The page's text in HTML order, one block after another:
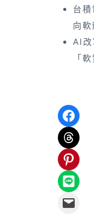
台
向軟
AI改
「
Share on Facebook
Share on Threads
Share on Pinterest
Share on LINE
Email this Page